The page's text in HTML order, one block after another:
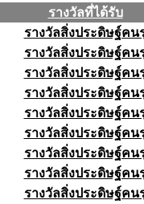
รางวัลที่ได้รับ
รางวัลสิ่งประดิษฐ์คน
รางวัลสิ่งประดิษฐ์คน
รางวัลสิ่งประดิษฐ์คน
รางวัลสิ่งประดิษฐ์คน
รางวัลสิ่งประดิษฐ์คน
รางวัลสิ่งประดิษฐ์คน
รางวัลสิ่งประดิษฐ์คน
รางวัลสิ่งประดิษฐ์คน
รางวัลสิ่งประดิษฐ์คน